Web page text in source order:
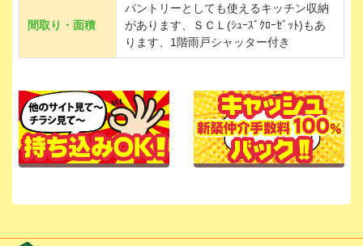
間取り・面積
パントリーとしても使えるキッチン収納
があります、ＳＣＬ(ｼｭｰｽﾞｸﾛｰｾﾞｯﾄ)もあ
ります、1階雨戸シャッター付き